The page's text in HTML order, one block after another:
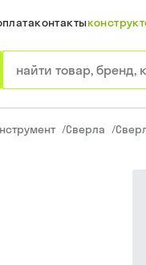
контакты
/Сверла /